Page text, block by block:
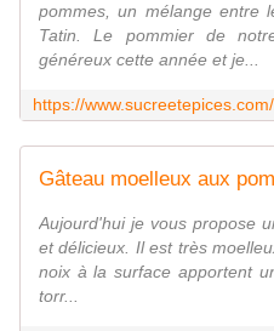
pommes, un mélange entre
Tatin. Le pommier de
généreux cette année et je...
Aujourd'hui je vous propose
et délicieux. Il est très
noix à la surface apportent
torr...